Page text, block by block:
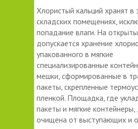
Хлористый кальций хранят в
складских помещениях,
попадание влаги. На
допускается хранение
упакованного в мягкие
специализированные
мешки, сформированные в
пакеты, скрепленные
пленкой. Площадка, где
пакеты и мягкие
очищена от выступающих и